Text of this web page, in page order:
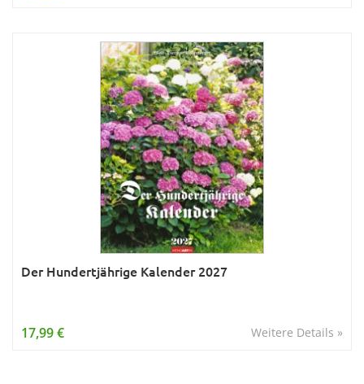
Der Hundertjährige Kalender 2027
Weitere Details »
17,99 €